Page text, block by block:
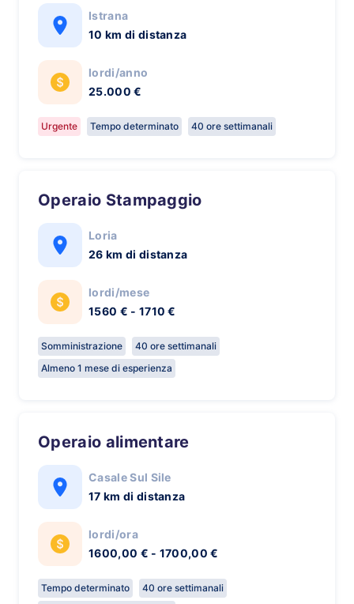
Istrana
10 km di distanza
lordi/anno
25.000 €
Urgente Tempo determinato 40 ore settimanali
Operaio Stampaggio
Loria
26 km di distanza
lordi/mese
1560 € - 1710 €
Somministrazione
40 ore settimanali
Almeno 1 mese di esperienza
Operaio alimentare
Casale Sul Sile
17 km di distanza
lordi/ora
1600,00 € - 1700,00 €
Tempo determinato 40 ore settimanali